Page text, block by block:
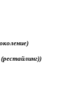
(рестайлинг))